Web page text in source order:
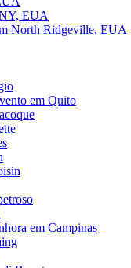
EUA
North Ridgeville, EUA
em Quito
em Campinas